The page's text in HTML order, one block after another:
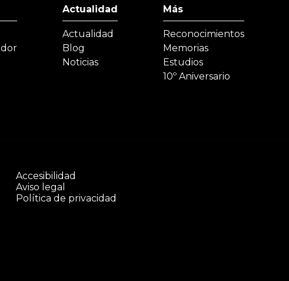
Actualidad
Actualidad
Blog
Noticias
Más
Reconocimientos
Memorias
Estudios
10º Aniversario
Accesibilidad
Aviso legal
Política de privacidad